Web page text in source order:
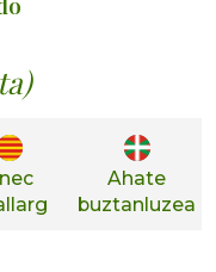
Ahate
buztanluzea